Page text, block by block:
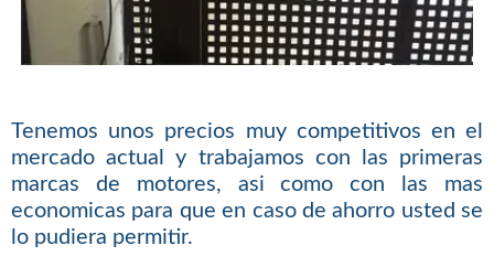
Tenemos unos precios muy competitivos en el
mercado actual y trabajamos con las primeras
marcas de motores, asi como con las mas
economicas para que en caso de ahorro usted se
lo pudiera permitir.